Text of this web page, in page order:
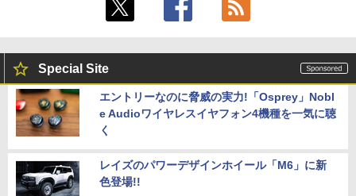
Special Site
エントリーなのに脅威の実力!「Osprey」Nobl
e Audioワイヤレスイヤフォン4機種を一気に聴
く
レイズのパワーデザインホイール「M6」に新
色登場!!